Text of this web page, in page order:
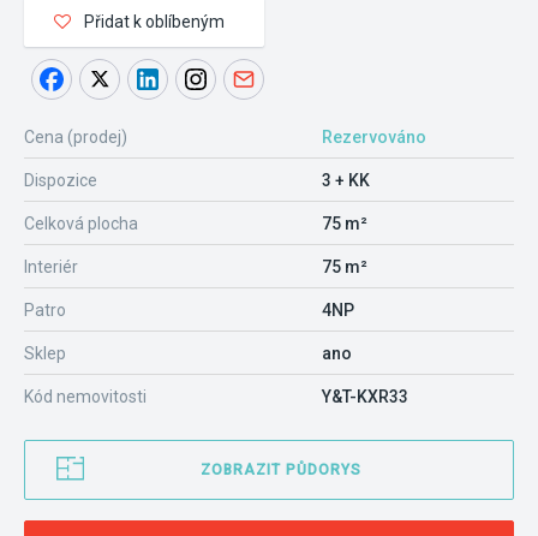
Přidat k oblíbeným
Cena (prodej) Rezervováno
Dispozice 3 + KK
Celková plocha 75 m²
Interiér 75 m²
Patro 4NP
Sklep ano
Kód nemovitosti Y&T-KXR33
ZOBRAZIT PŮDORYS